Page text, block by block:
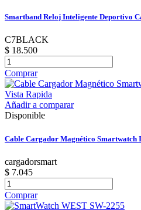
Smartband Reloj Inteligente Deportivo
C7BLACK
$ 18.500
Comprar
Vista Rapida
Añadir a comparar
Disponible
Cable Cargador Magnético Smartwatch
cargadorsmart
$ 7.045
Comprar